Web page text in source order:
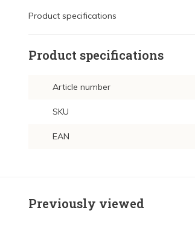
Product specifications
Product specifications
Article number
SKU
EAN
Previously viewed